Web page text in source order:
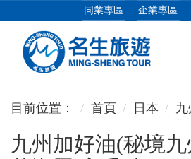
同業專區 企業專區
日本專館
郵輪假期
目前位置： 首頁 日本
九州加好油(秘境